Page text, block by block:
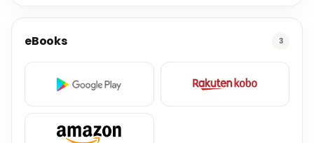
eBooks 3